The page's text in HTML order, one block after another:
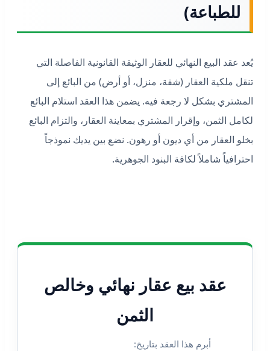
للطباعة)
يُعد عقد البيع النهائي للعقار الوثيقة القانونية الفاصلة التي
تنقل ملكية العقار (شقة، منزل، أو أرض) من البائع إلى
المشتري بشكل لا رجعة فيه. يضمن هذا العقد استلام البائع
لكامل الثمن، وإقرار المشتري بمعاينة العقار، والتزام البائع
بخلو العقار من أي ديون أو رهون. نضع بين يديك نموذجاً
احترافياً شاملاً لكافة البنود الجوهرية.
عقد بيع عقار نهائي وخالص
الثمن
أبرم هذا العقد بتاريخ: